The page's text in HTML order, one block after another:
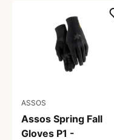
ASSOS
Assos Spring Fall
Gloves P1 -